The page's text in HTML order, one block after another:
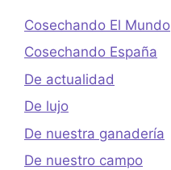
Cosechando El Mundo
Cosechando España
De actualidad
De lujo
De nuestra ganadería
De nuestro campo